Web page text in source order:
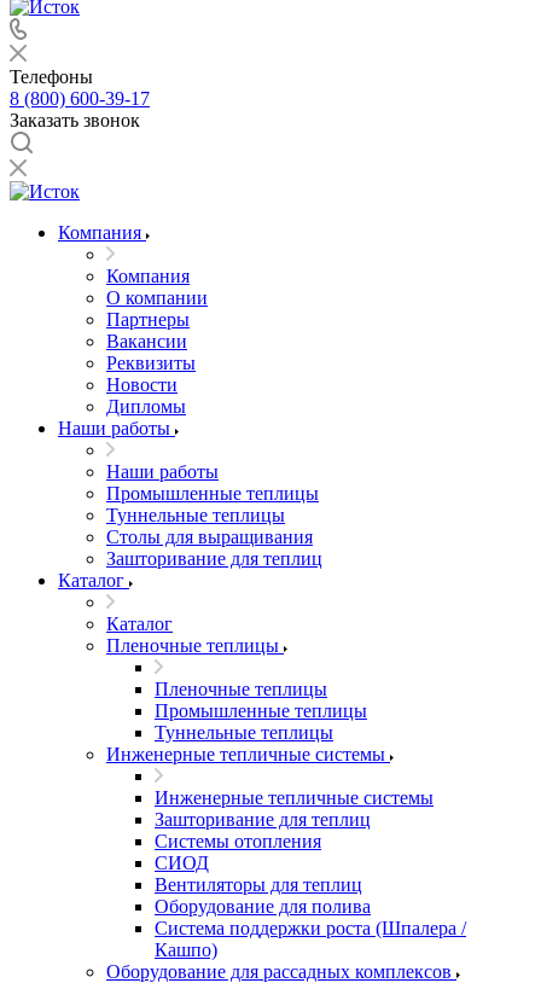
Телефоны
8 (800) 600-39-17
Заказать звонок
Компания
Компания
О компании
Партнеры
Вакансии
Реквизиты
Новости
Дипломы
Наши работы
Наши работы
Промышленные теплицы
Туннельные теплицы
Столы для выращивания
Зашторивание для теплиц
Каталог
Каталог
Пленочные теплицы
Пленочные теплицы
Промышленные теплицы
Туннельные теплицы
Инженерные тепличные системы
Инженерные тепличные системы
Зашторивание для теплиц
Системы отопления
СИОД
Вентиляторы для теплиц
Оборудование для полива
Система поддержки роста (Шпалера /
Кашпо)
Оборудование для рассадных комплексов